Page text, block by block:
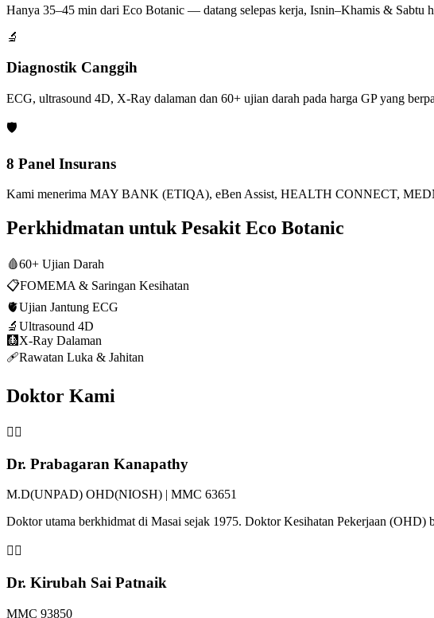
Hanya 35–45 min dari Eco Botanic — datang selepas kerja, Isnin–Khamis & Sabtu
🔬
Diagnostik Canggih
ECG, ultrasound 4D, X-Ray dalaman dan 60+ ujian darah pada harga GP yang
🛡️
8 Panel Insurans
Kami menerima MAY BANK (ETIQA), eBen Assist, HEALTH CONNECT,
Perkhidmatan untuk Pesakit Eco Botanic
🩸60+ Ujian Darah
📋FOMEMA & Saringan Kesihatan
🫀Ujian Jantung ECG
🔬 Ultrasound 4D
🩻 X-Ray Dalaman
🩹Rawatan Luka & Jahitan
Doktor Kami
👨‍⚕️
Dr. Prabagaran Kanapathy
M.D(UNPAD) OHD(NIOSH) | MMC 63651
Doktor utama berkhidmat di Masai sejak 1975. Doktor Kesihatan Pekerjaan
👩‍⚕️
Dr. Kirubah Sai Patnaik
MMC 93850